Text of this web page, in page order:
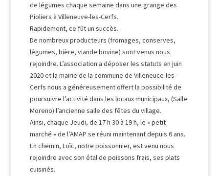
de légumes chaque semaine dans une grange des
Pioliers à Villeneuve-les-Cerfs.
Rapidement, ce fût un succès.
De nombreux producteurs (fromages, conserves,
légumes, bière, viande bovine) sont venus nous
rejoindre. L’association a déposer les statuts en juin
2020 et la mairie de la commune de Villeneuce-les-
Cerfs nous a généreusement offert la possibilité de
poursuivre l’activité dans les locaux municipaux, (Salle
Moreno) l’ancienne salle des fêtes du village.
Ainsi, chaque Jeudi, de 17 h 30 à 19 h, le « petit
marché » de l’AMAP se réuni maintenant depuis 6 ans.
En chemin, Loïc, notre poissonnier, est venu nous
rejoindre avec son étal de poissons frais, ses plats
cuisinés.